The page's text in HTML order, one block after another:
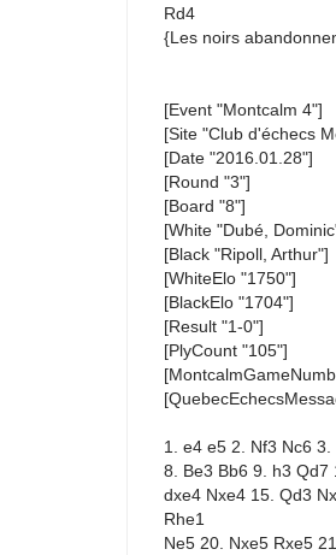
Rd4
{Les noirs
[Event "Montcalm 4"]
[Site "Club d'échecs
[Date "2016.01.28"]
[Round "3"]
[Board "8"]
[White "Dubé,
[Black "Ripoll, Arthur"]
[WhiteElo "1750"]
[BlackElo "1704"]
[Result "1-0"]
[PlyCount "105"]
1. e4 e5 2. Nf3 Nc6
8. Be3 Bb6 9. h3 Qd7
dxe4 Nxe4 15. Qd3
Rhe1
Ne5 20. Nxe5 Rxe5